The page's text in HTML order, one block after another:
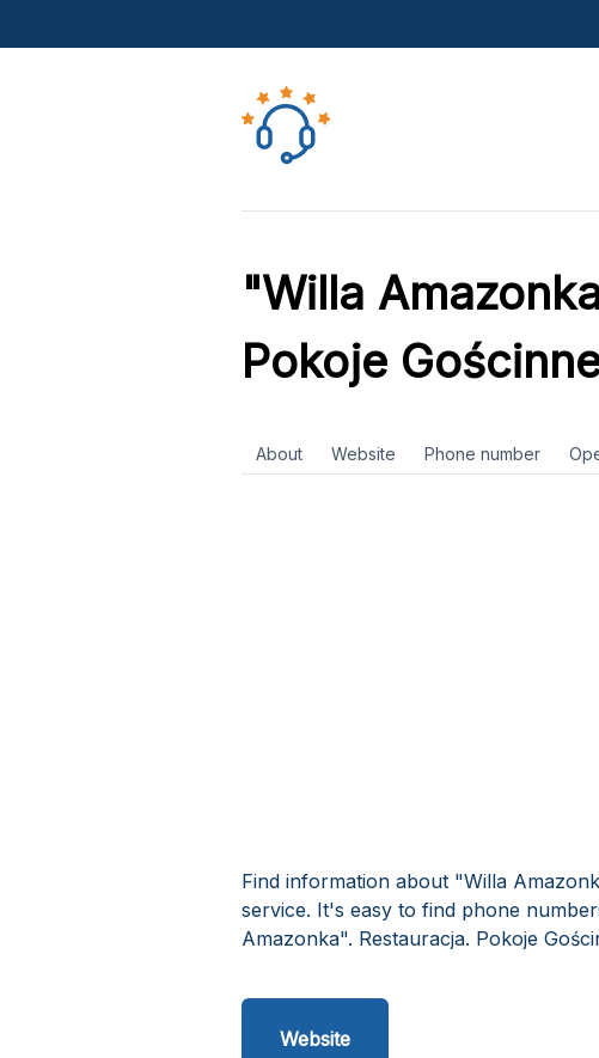
"Willa
Pokoje
About Website Phone number
Find information about "Willa
service. It's easy to find phone
Amazonka". Restauracja. Pokoje
Website